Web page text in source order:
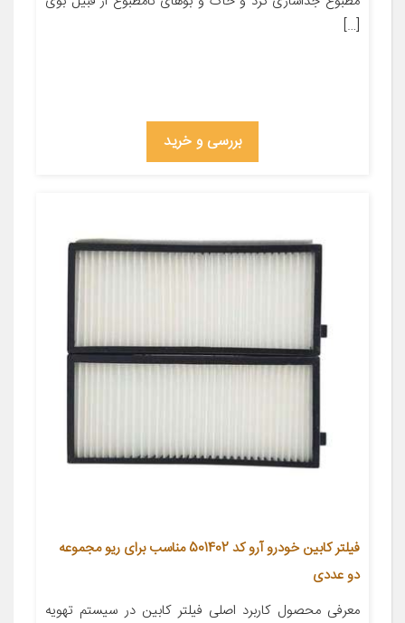
[…]
بررسی و خرید
فیلتر کابین خودرو آرو کد 501402 مناسب برای ریو مجموعه
دو عددی
معرفی محصول کاربرد اصلی فیلتر کابین در سیستم تهویه